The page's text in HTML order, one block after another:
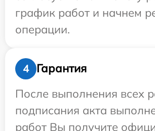
график работ и начнем
операции.
4
Гарантия
После выполнения всех
подписания акта
работ Вы получите